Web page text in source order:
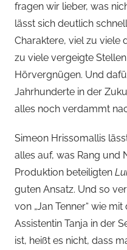
fragen wir lieber, was
lässt sich deutlich
Charaktere, viel zu viele
zu viele vergeigte
Hörvergnügen. Und
Jahrhunderte in der
alles noch verdammt
Simeon Hrissomallis
alles auf, was Rang und
Produktion beteiligten
guten Ansatz. Und so
von „Jan Tenner“ wie
Assistentin Tanja in der
ist, heißt es nicht, dass